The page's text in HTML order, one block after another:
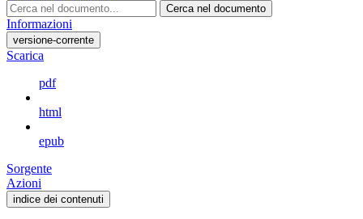
Cerca nel documento
Informazioni
versione-corrente
Scarica
pdf
html
epub
Sorgente
Azioni
indice dei contenuti